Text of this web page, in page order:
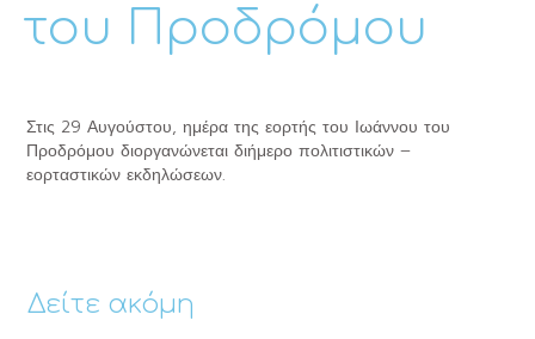
του Προδρόμου
Στις 29 Αυγούστου, ημέρα της εορτής του Ιωάννου του
Προδρόμου διοργανώνεται διήμερο πολιτιστικών –
εορταστικών εκδηλώσεων.
Δείτε ακόμη